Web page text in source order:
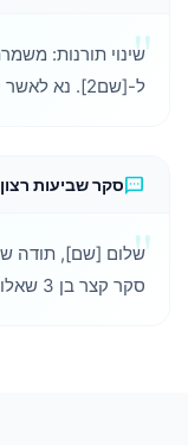
ל-[שם2]. נא לאשר קבלה בתגובה. תודה, מנהלת אחות
smsסקר שביעות רצון
שלום [שם], תודה
סקר קצר בן 3 שאלות: [קישור]. תגובתך חשובה לנו!